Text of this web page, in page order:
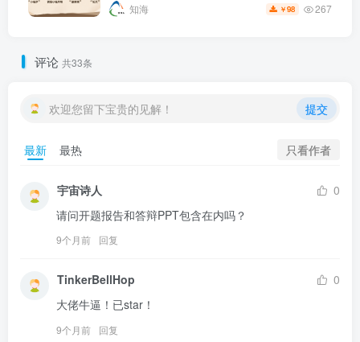
知海 ￥98 267
评论 共33条
欢迎您留下宝贵的见解！ 提交
最新 最热 只看作者
宇宙诗人
0
请问开题报告和答辩PPT包含在内吗？
9个月前 回复
TinkerBellHop
0
大佬牛逼！已star！
9个月前 回复